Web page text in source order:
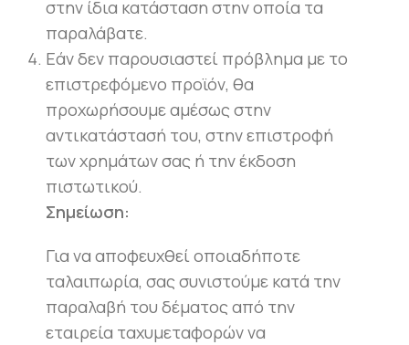
στην ίδια κατάσταση στην οποία τα
παραλάβατε.
Εάν δεν παρουσιαστεί πρόβλημα με το
επιστρεφόμενο προϊόν, θα
προχωρήσουμε αμέσως στην
αντικατάστασή του, στην επιστροφή
των χρημάτων σας ή την έκδοση
πιστωτικού.
Σημείωση:
Για να αποφευχθεί οποιαδήποτε
ταλαιπωρία, σας συνιστούμε κατά την
παραλαβή του δέματος από την
εταιρεία ταχυμεταφορών να